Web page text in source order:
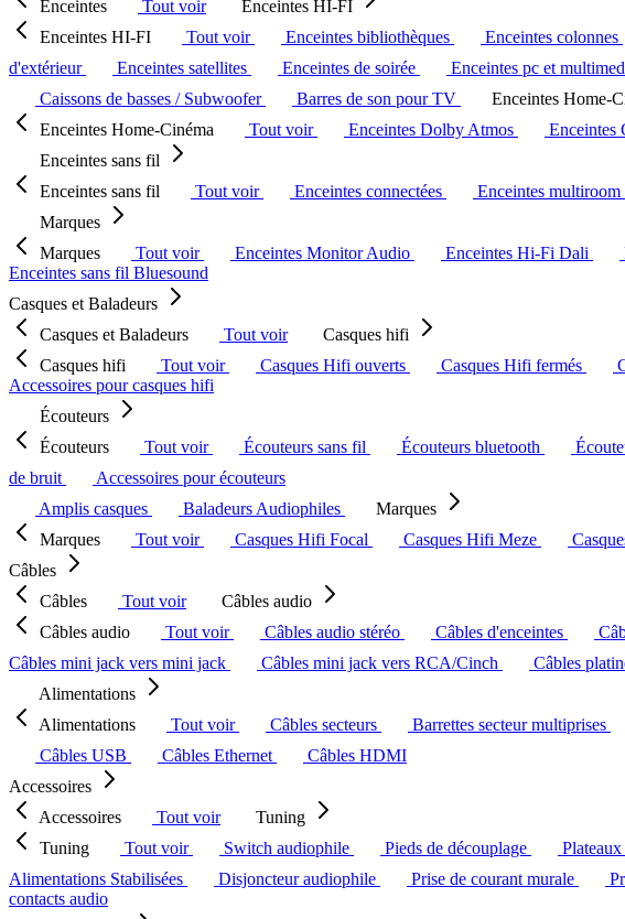
Enceintes
Tout voir
Enceintes HI-FI
Enceintes HI-FI
Tout voir Enceintes bibliothèques Enceintes colonnes
d'extérieur
Enceintes satellites Enceintes de soirée
Enceintes pc et
Caissons de basses / Subwoofer
Barres de son pour TV
Enceintes Home-
Enceintes Home-Cinéma
Tout voir Enceintes Dolby Atmos Enceintes
Enceintes sans fil
Enceintes sans fil
Tout voir Enceintes connectées Enceintes multiroom
Marques
Marques
Tout voir Enceintes Monitor Audio Enceintes Hi-Fi Dali
Enceintes sans fil Bluesound
Casques et Baladeurs
Casques et Baladeurs
Tout voir
Casques hifi
Casques hifi
Tout voir Casques Hifi ouverts Casques Hifi fermés
Accessoires pour casques hifi
Écouteurs
Écouteurs
Tout voir Écouteurs sans fil Écouteurs bluetooth
de bruit
Accessoires pour écouteurs
Amplis casques
Baladeurs Audiophiles
Marques
Marques
Tout voir Casques Hifi Focal Casques Hifi Meze
Câbles
Câbles
Tout voir
Câbles audio
Câbles audio
Tout voir Câbles audio stéréo Câbles d'enceintes
Câbles mini jack vers mini jack
Câbles mini jack vers RCA/Cinch Câbles
Alimentations
Alimentations
Tout voir Câbles secteurs Barrettes secteur multiprises
Câbles USB
Câbles Ethernet
Câbles HDMI
Accessoires
Accessoires
Tout voir
Tuning
Tuning
Tout voir Switch audiophile Pieds de découplage
Alimentations Stabilisées
Disjoncteur audiophile Prise de courant murale
contacts audio